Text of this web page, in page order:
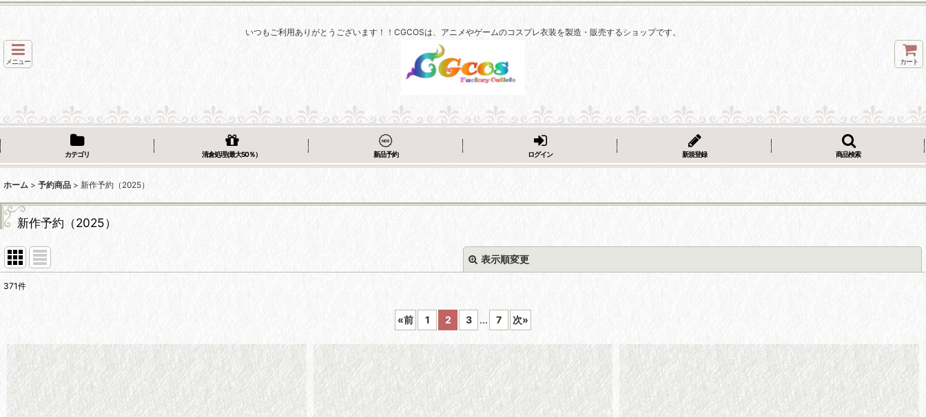
いつもご利用ありがとうございます！！CGCOSは、アニメやゲームのコスプレ衣装を製造・販売するショップです。
メニュー カート
カテゴリ 清倉処理(最大50％） 新品予約 ログイン 新規登録 商品検索
ホーム > 予約商品 > 新作予約（2025）
新作予約（2025）
表示順変更
絞り込む
371件
«前 1 2 3 ... 7 次»